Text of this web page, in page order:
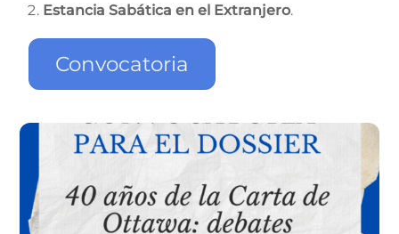
Estancia Sabática en el Extranjero.
Convocatoria